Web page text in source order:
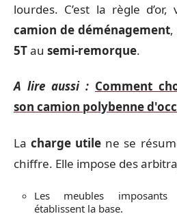
lourdes. C’est la règle
camion de déménagement
5Tau semi-remorque.
A lire aussi : Comment
son camion polybenne
Lacharge utile ne se
chiffre. Elle impose des
Les meubles
établissent la base.